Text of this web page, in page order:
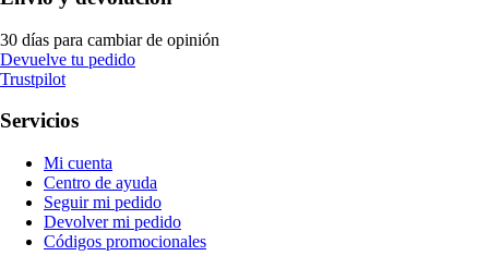
30 días para cambiar de opinión
Devuelve tu pedido
Trustpilot
Servicios
Mi cuenta
Centro de ayuda
Seguir mi pedido
Devolver mi pedido
Códigos promocionales